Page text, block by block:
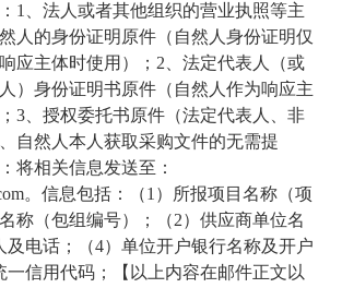
1
、法人或者其他组织的营业执照等主
人的身份证明原件（自然人身份证明仅
应主体时使用）； 2 、法定代表人（或
）身份证明书原件（自然人作为响应主
3 、授权委托书原件（法定代表人、非
自然人本人获取采购文件的无需提
将相关信息发送至：
。信息包括： （1 ）所报项目名称（项
称（包组编号）；（2）供应商单位名
及电话；（4）单位开户银行名称及开户
一信用代码；【以上内容在邮件正文以